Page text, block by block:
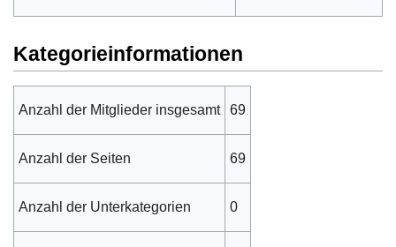
Kategorieinformationen
Anzahl der Mitglieder insgesamt 69
Anzahl der Seiten 69
Anzahl der Unterkategorien 0